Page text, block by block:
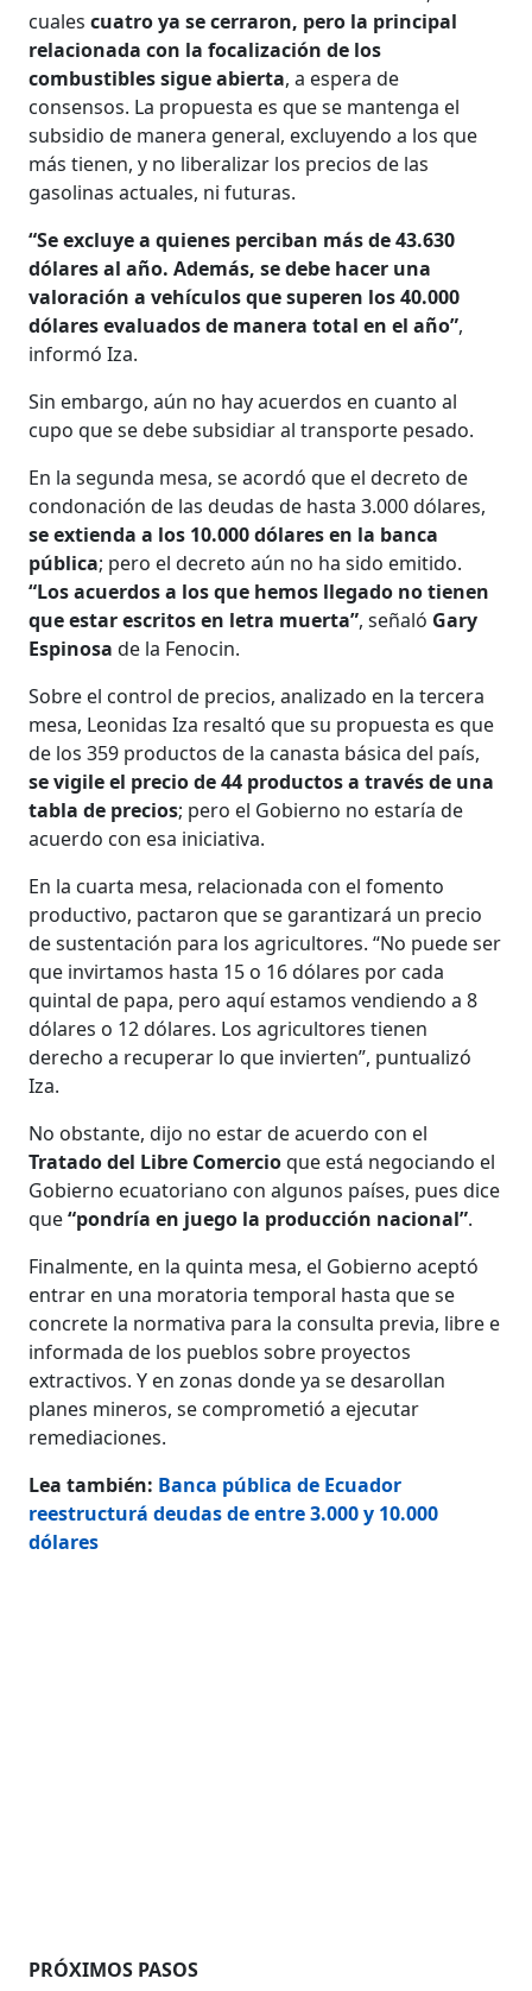
cualescuatro ya se cerraron, pero la principal
relacionada con la focalización de los
combustibles sigue abierta, a espera de
consensos. La propuesta es que se mantenga el
subsidio de manera general, excluyendo a los que
más tienen, y no liberalizar los precios de las
gasolinas actuales, ni futuras.
“Se excluye a quienes perciban más de 43.630
dólares al año. Además, se debe hacer una
valoración a vehículos que superen los 40.000
dólares evaluados de manera total en el año”,
informó Iza.
Sin embargo, aún no hay acuerdos en cuanto al
cupo que se debe subsidiar al transporte pesado.
En la segunda mesa, se acordó que el decreto de
condonación de las deudas de hasta 3.000 dólares,
se extienda a los 10.000 dólares en la banca
pública; pero el decreto aún no ha sido emitido.
“Los acuerdos a los que hemos llegado no tienen
que estar escritos en letra muerta”, señaló Gary
Espinosa de la Fenocin.
Sobre el control de precios, analizado en la tercera
mesa, Leonidas Iza resaltó que su propuesta es que
de los 359 productos de la canasta básica del país,
se vigile el precio de 44 productos a través de una
tabla de precios; pero el Gobierno no estaría de
acuerdo con esa iniciativa.
En la cuarta mesa, relacionada con el fomento
productivo, pactaron que se garantizará un precio
de sustentación para los agricultores. “No puede ser
que invirtamos hasta 15 o 16 dólares por cada
quintal de papa, pero aquí estamos vendiendo a 8
dólares o 12 dólares. Los agricultores tienen
derecho a recuperar lo que invierten”, puntualizó
Iza.
No obstante, dijo no estar de acuerdo con el
Tratado del Libre Comercioque está negociando el
Gobierno ecuatoriano con algunos países, pues dice
que“pondría en juego la producción nacional”.
Finalmente, en la quinta mesa, el Gobierno aceptó
entrar en una moratoria temporal hasta que se
concrete la normativa para la consulta previa, libre e
informada de los pueblos sobre proyectos
extractivos. Y en zonas donde ya se desarollan
planes mineros, se comprometió a ejecutar
remediaciones.
Lea también: Banca pública de Ecuador
reestructurá deudas de entre 3.000 y 10.000
dólares
PRÓXIMOS PASOS